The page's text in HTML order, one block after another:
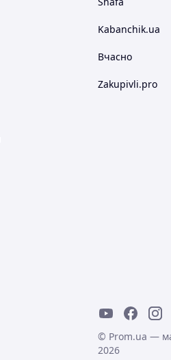
Kabanchik.ua
Вчасно
Zakupivli.pro
© Prom.ua —
2026